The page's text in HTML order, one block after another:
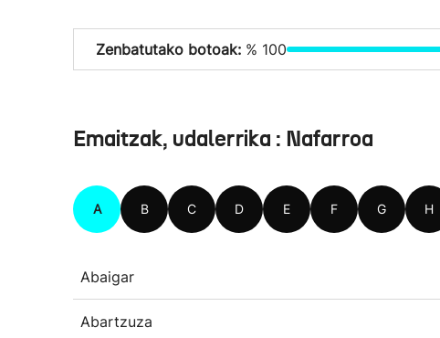
Zenbatutako botoak: % 100
Emaitzak, udalerrika : Nafarroa
A B C D E F G H
Abaigar
Abartzuza